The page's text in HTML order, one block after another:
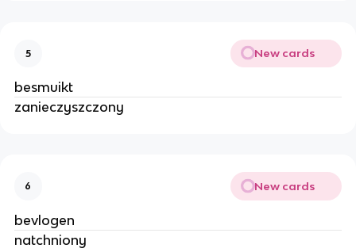
5 New cards
besmuikt
zanieczyszczony
6 New cards
bevlogen
natchniony